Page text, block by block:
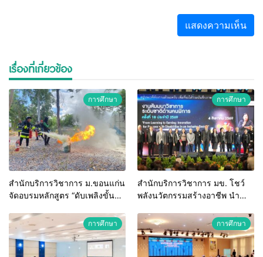
เรื่องที่เกี่ยวข้อง
การศึกษา
สำนักบริการวิชาการ ม.ขอนแก่น
จัดอบรมหลักสูตร “ดับเพลิงขั้น
ท้องถิ่นรับมืออัคคีภัยตาม
มาตรฐานสากล
การศึกษา
สำนักบริการวิชาการ มข. โชว์
พลังนวัตกรรมสร้างอาชีพ นำ
ชาติ NCPD 2026 เปลี่ยน “ผ้า
เหลือ” สู่รายได้ที่ยั่งยืน
การศึกษา การศึกษา